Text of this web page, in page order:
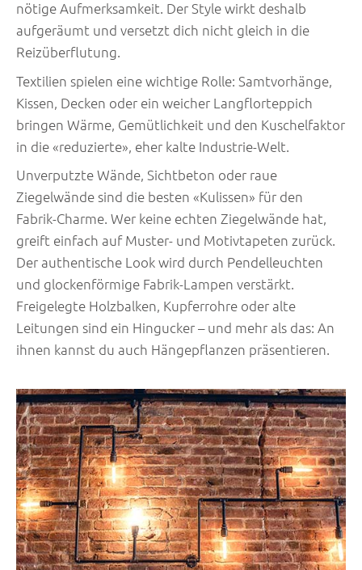
nötige Aufmerksamkeit. Der Style wirkt deshalb
aufgeräumt und versetzt dich nicht gleich in die
Reizüberflutung.
Textilien spielen eine wichtige Rolle: Samtvorhänge,
Kissen, Decken oder ein weicher Langflorteppich
bringen Wärme, Gemütlichkeit und den Kuschelfaktor
in die «reduzierte», eher kalte Industrie-Welt.
Unverputzte Wände, Sichtbeton oder raue
Ziegelwände sind die besten «Kulissen» für den
Fabrik-Charme. Wer keine echten Ziegelwände hat,
greift einfach auf Muster- und Motivtapeten zurück.
Der authentische Look wird durch Pendelleuchten
und glockenförmige Fabrik-Lampen verstärkt.
Freigelegte Holzbalken, Kupferrohre oder alte
Leitungen sind ein Hingucker – und mehr als das: An
ihnen kannst du auch Hängepflanzen präsentieren.